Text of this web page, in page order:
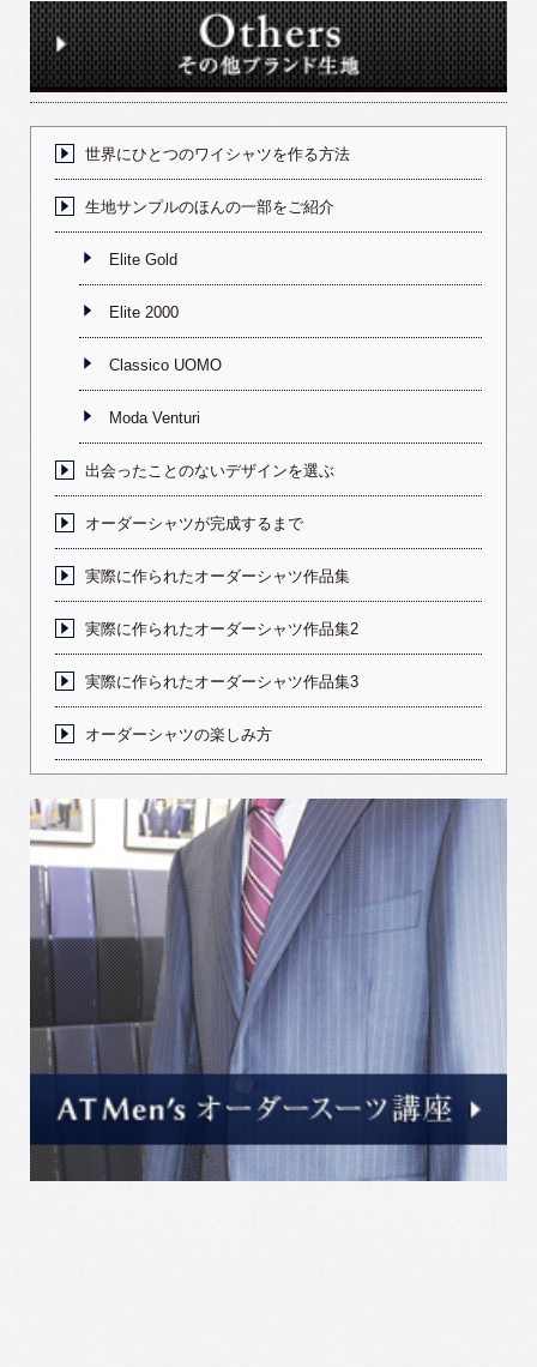
世界にひとつのワイシャツを作る方法
生地サンプルのほんの一部をご紹介
Elite Gold
Elite 2000
Classico UOMO
Moda Venturi
出会ったことのないデザインを選ぶ
オーダーシャツが完成するまで
実際に作られたオーダーシャツ作品集
実際に作られたオーダーシャツ作品集2
実際に作られたオーダーシャツ作品集3
オーダーシャツの楽しみ方